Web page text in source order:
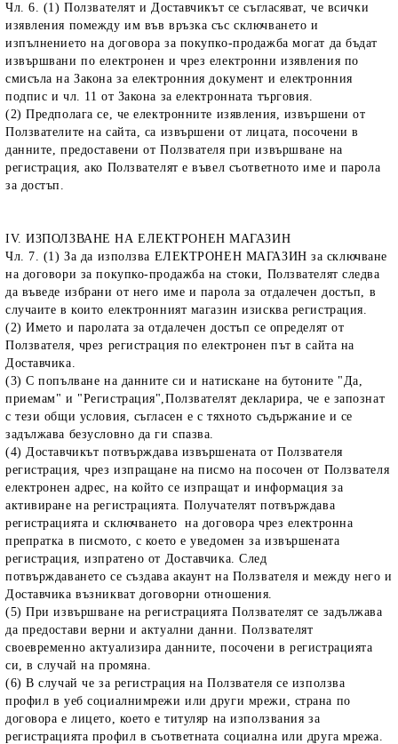
Чл. 6. (1) Ползвателят и Доставчикът се съгласяват, че всички
изявления помежду им във връзка със сключването и
изпълнението на договора за покупко-продажба могат да бъдат
извършвани по електронен и чрез електронни изявления по
смисъла на Закона за електронния документ и електронния
подпис и чл. 11 от Закона за електронната търговия.
(2) Предполага се, че електронните изявления, извършени от
Ползвателите на сайта, са извършени от лицата, посочени в
данните, предоставени от Ползвателя при извършване на
регистрация, ако Ползвателят е въвел съответното име и парола
за достъп.
IV. ИЗПОЛЗВАНЕ НА ЕЛЕКТРОНЕН МАГАЗИН
Чл. 7. (1) За да използва ЕЛЕКТРОНЕН МАГАЗИН за сключване
на договори за покупко-продажба на стоки, Ползвателят следва
да въведе избрани от него име и парола за отдалечен достъп, в
случаите в които електронният магазин изисква регистрация.
(2) Името и паролата за отдалечен достъп се определят от
Ползвателя, чрез регистрация по електронен път в сайта на
Доставчика.
(3) С попълване на данните си и натискане на бутоните "Да,
приемам" и "Регистрация",Ползвателят декларира, че е запознат
с тези общи условия, съгласен е с тяхното съдържание и се
задължава безусловно да ги спазва.
(4) Доставчикът потвърждава извършената от Ползвателя
регистрация, чрез изпращане на писмо на посочен от Ползвателя
електронен адрес, на който се изпращат и информация за
активиране на регистрацията. Получателят потвърждава
регистрацията и сключването на договора чрез електронна
препратка в писмото, с което е уведомен за извършената
регистрация, изпратено от Доставчика. След
потвърждаването се създава акаунт на Ползвателя и между него и
Доставчика възникват договорни отношения.
(5) При извършване на регистрацията Ползвателят се задължава
да предостави верни и актуални данни. Ползвателят
своевременно актуализира данните, посочени в регистрацията
си, в случай на промяна.
(6) В случай че за регистрация на Ползвателя се използва
профил в уеб социалнимрежи или други мрежи, страна по
договора е лицето, което е титуляр на използвания за
регистрацията профил в съответната социална или друга мрежа.